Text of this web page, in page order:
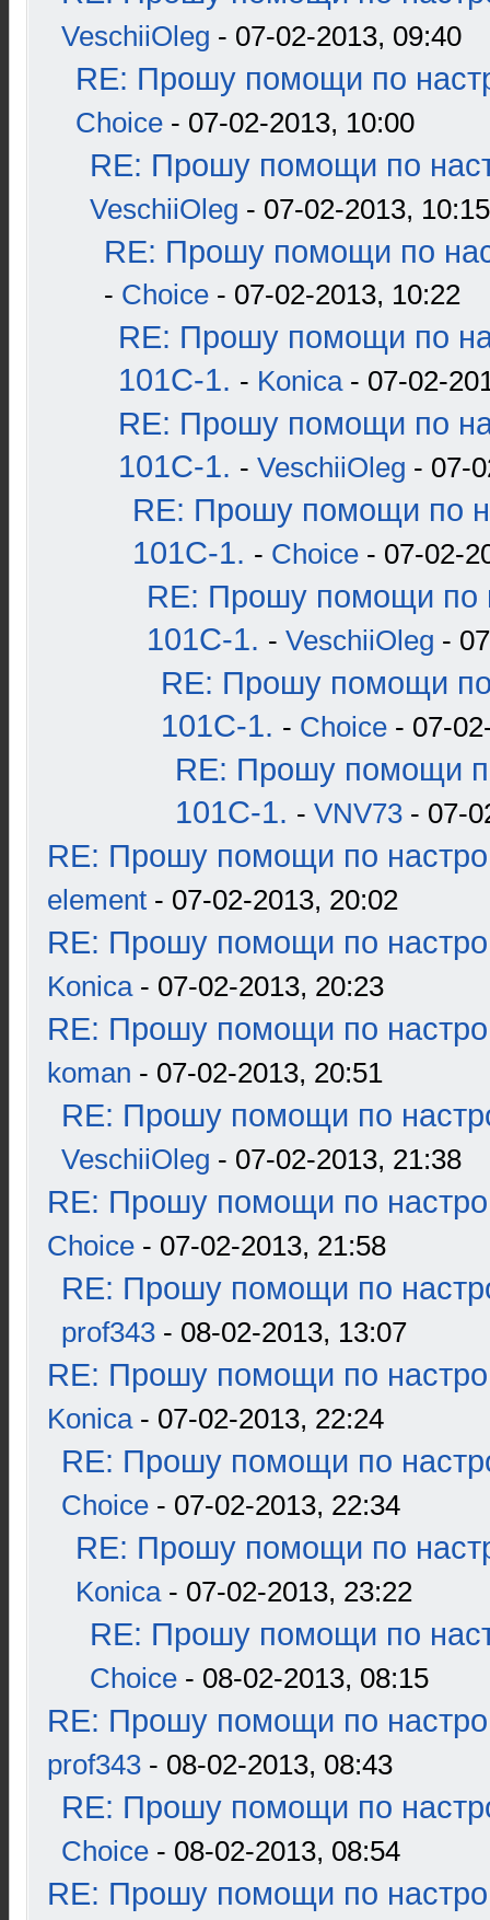
VeschiiOleg - 07-02-2013, 09:40
RE: Прошу помощи по
Choice - 07-02-2013, 10:00
RE: Прошу помощи по
VeschiiOleg - 07-02-2013, 10:15
RE: Прошу помощи по
- Choice - 07-02-2013, 10:22
RE: Прошу помощи по
101С-1. - Konica- 07-02-
RE: Прошу помощи по
101С-1. - VeschiiOleg - 07-
RE: Прошу помощи по
101С-1. - Choice - 07-02-
RE: Прошу помощи по
101С-1. - VeschiiOleg -
RE: Прошу помощи
101С-1. - Choice - 07-
RE: Прошу помощи
101С-1. - VNV73 - 07-
RE: Прошу помощи по
element - 07-02-2013, 20:02
RE: Прошу помощи по
Konica- 07-02-2013, 20:23
RE: Прошу помощи по
koman - 07-02-2013, 20:51
RE: Прошу помощи по
VeschiiOleg - 07-02-2013, 21:38
RE: Прошу помощи по
Choice - 07-02-2013, 21:58
RE: Прошу помощи по
prof343 - 08-02-2013, 13:07
RE: Прошу помощи по
Konica- 07-02-2013, 22:24
RE: Прошу помощи по
Choice - 07-02-2013, 22:34
RE: Прошу помощи по
Konica- 07-02-2013, 23:22
RE: Прошу помощи по
Choice - 08-02-2013, 08:15
RE: Прошу помощи по
prof343 - 08-02-2013, 08:43
RE: Прошу помощи по
Choice - 08-02-2013, 08:54
RE: Прошу помощи по